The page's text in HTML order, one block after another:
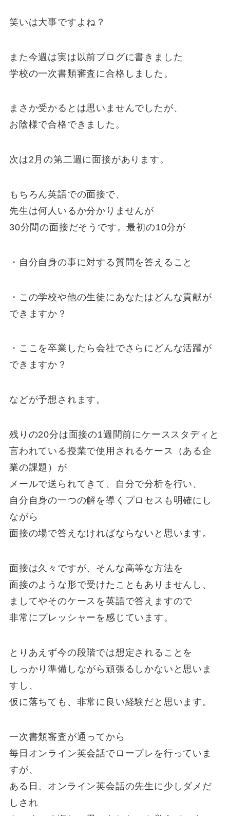
笑いは大事ですよね？
また今週は実は以前ブログに書きました
学校の一次書類審査に合格しました。
まさか受かるとは思いませんでしたが、
お陰様で合格できました。
次は2月の第二週に面接があります。
もちろん英語での面接で、
先生は何人いるか分かりませんが
30分間の面接だそうです。最初の10分が
・自分自身の事に対する質問を答えること
・この学校や他の生徒にあなたはどんな貢献が
できますか？
・ここを卒業したら会社でさらにどんな活躍が
できますか？
などが予想されます。
残りの20分は面接の1週間前にケーススタディと
言われている授業で使用されるケース（ある企
業の課題）が
メールで送られてきて、自分で分析を行い、
自分自身の一つの解を導くプロセスも明確にし
ながら
面接の場で答えなければならないと思います。
面接は久々ですが、そんな高等な方法を
面接のような形で受けたこともありませんし、
ましてやそのケースを英語で答えますので
非常にプレッシャーを感じています。
とりあえず今の段階では想定されることを
しっかり準備しながら頑張るしかないと思いま
すし、
仮に落ちても、非常に良い経験だと思います。
一次書類審査が通ってから
毎日オンライン英会話でロープレを行っていま
すが、
ある日、オンライン英会話の先生に少しダメだ
しされ